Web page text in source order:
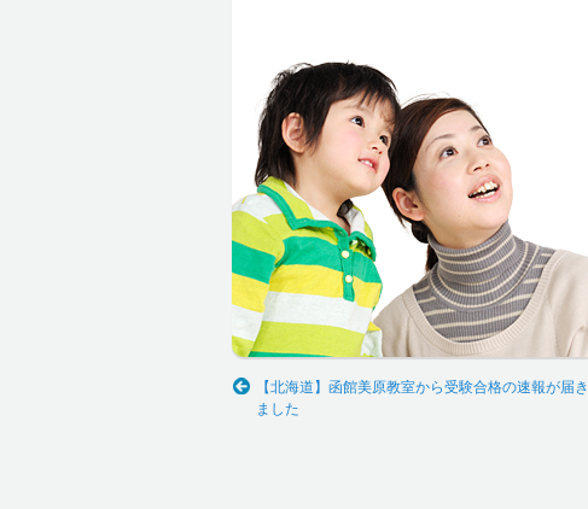
【北海道】函館美原教室から受験合格の速報が届き
ました